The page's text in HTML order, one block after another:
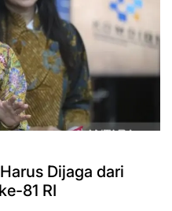
Dijaga dari
81 RI